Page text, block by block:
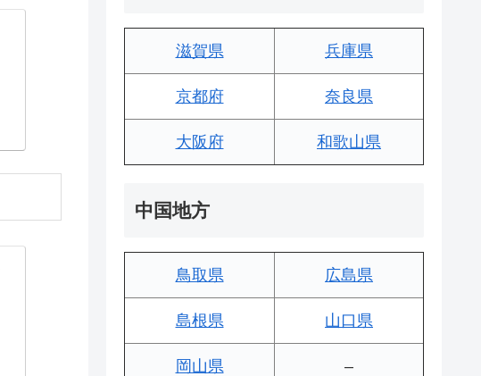
滋賀県 兵庫県
京都府 奈良県
大阪府 和歌山県
中国地方
鳥取県 広島県
島根県 山口県
岡山県 –